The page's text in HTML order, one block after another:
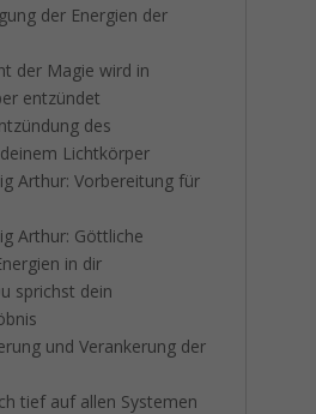
der Energien der
der Magie wird in
entzündet
des
Lichtkörper
Arthur: Vorbereitung für
Arthur: Göttliche
in dir
sprichst dein
und Verankerung der
tief auf allen Systemen